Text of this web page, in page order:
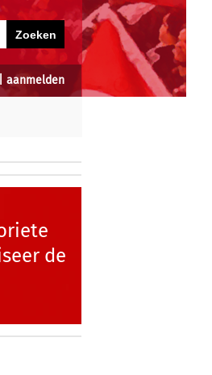
aanmelden
de